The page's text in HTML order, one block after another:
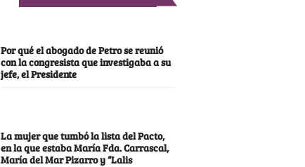
Por qué el abogado de Petro se reunió
con la congresista que investigaba a su
jefe, el Presidente
La mujer que tumbó la lista del Pacto,
en la que estaba María Fda. Carrascal,
María del Mar Pizarro y “Lalis